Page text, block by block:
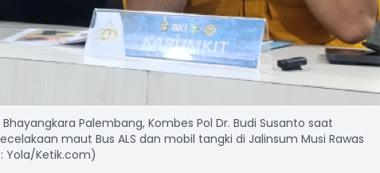
Palembang, Kombes Pol Dr. Budi Susanto saat
maut Bus ALS dan mobil tangki di Jalinsum Musi Rawas
Yola/Ketik.com)